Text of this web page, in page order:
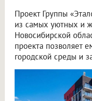
Проект Группы
из самых уютных и
Новосибирской
проекта позволяет
городской среды и